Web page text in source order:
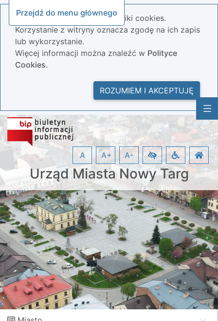
Przejdź do menu głównego
Nasza strona wykorzystuje pliki cookies.
Korzystanie z witryny oznacza zgodę na ich zapis
lub wykorzystanie.
Więcej informacji można znaleźć w Polityce
Cookies.
ROZUMIEM I AKCEPTUJĘ
Urząd Miasta Nowy Targ
A A+ A-